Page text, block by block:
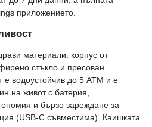
приложението.
материали: корпус от
стъкло и пресован
е водоустойчив до 5 ATM и е
на живот с батерия,
и бързо зареждане за
(USB‑C съвместима). Каишката